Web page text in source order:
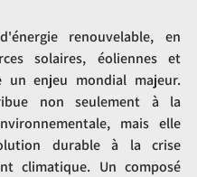
renouvelable, en
solaires, éoliennes et
un enjeu mondial majeur.
non seulement à la
mais elle
durable à la crise
climatique. Un composé